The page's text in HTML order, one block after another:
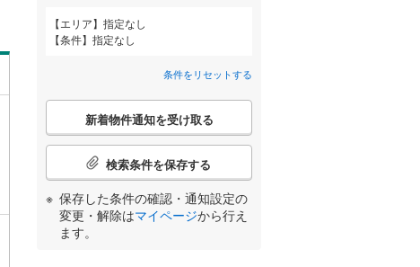
エリア
指定なし
条件
指定なし
条件をリセットする
こ
検
条
件
新着物件通知を受け取る
検索条件を保存する
保存した条件の確認・通知設定の
変更・解除はマイページから行え
ます。
鹿児島 沖縄
条件をリセットする
条件をリセットする
条件をリセットする
田沢湖線(0)
磐越西線(0)
陸羽西線(0)
左沢線(0)
津軽線( 0 )
信越本線
条件をリセットする
条件をリセットする
3階建て以上（0）
小学校まで1km以内（8）
条件をリセットする